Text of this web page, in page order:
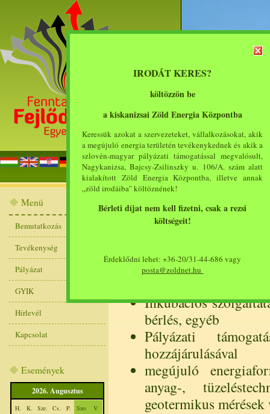
IRODÁT KERES?
költözzön be
a kiskanizsai Zöld Energia Központba
Keressük azokat a szervezeteket, vállalkozásokat, akik
a megújuló energia területén tevékenykednek és akik a
szlovén-magyar pályázati támogatással megvalósult,
Nagykanizsa, Bajcsy-Zsilinszky u. 106/A. szám alatt
kialakított Zöld Energia Központba, illetve annak
„zöld irodáiba" költöznének!
Bérleti díjat nem kell fizetni, csak a rezsi
költségeit!
Érdeklődni lehet: +36-20/31-44-686 vagy
posta@zoldnet.hu
főoldal
Menü
Bemutatkozás
Tevékenység
Pályázat
GYIK
Hírlevél
Kapcsolat
Események
2026. Augusztus
H. K. Sze. Cs. P. Szo.
V.
Pellet auditálás,
Inkubációs
bérlés, egyéb
Pályázati
hozzájárulásával
megújuló
anyag-,
geotermikus mérések